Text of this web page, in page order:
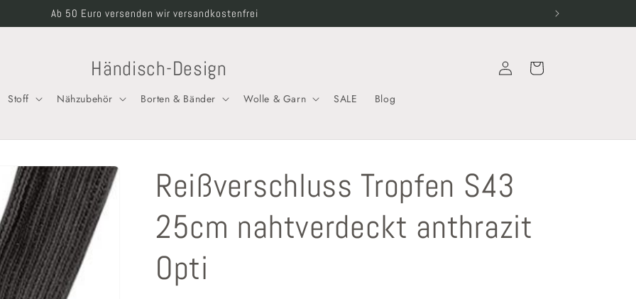
Willkommen in unserem Shop
Händisch-Design
Stoff Nähzubehör Borten & Bänder Wolle & Garn SALE Blog
EinloggenWarenkorb
Reißverschluss Tropfen S43
25cm nahtverdeckt anthrazit
Opti